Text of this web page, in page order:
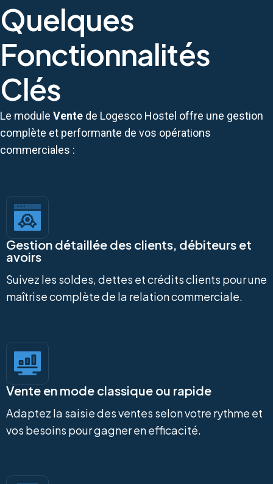
Quelques
Fonctionnalités
Clés
Le module Vente de Logesco Hostel offre une gestion
complète et performante de vos opérations
commerciales :
Gestion détaillée des clients, débiteurs et
avoirs
Suivez les soldes, dettes et crédits clients pour une
maîtrise complète de la relation commerciale.
Vente en mode classique ou rapide
Adaptez la saisie des ventes selon votre rythme et
vos besoins pour gagner en efficacité.